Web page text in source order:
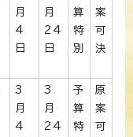
月
4
日
月
24
日
算
特
別
案
可
決
3
月
4
3
月
24
予
算
特
原
案
可